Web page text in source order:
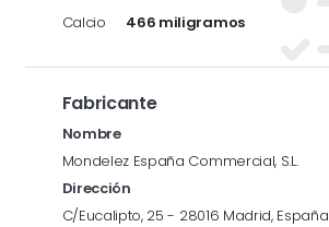
Calcio
466 miligramos
Fabricante
Nombre
Mondelez España Commercial, S.L.
Dirección
C/Eucalipto, 25 - 28016 Madrid, España